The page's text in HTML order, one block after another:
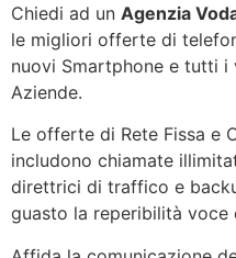
Chiedi ad un Agenzia
le migliori offerte di
nuovi Smartphone e tutti i
Aziende.
Le offerte di Rete Fissa e
includono chiamate
direttrici di traffico e
guasto la reperibilità voce